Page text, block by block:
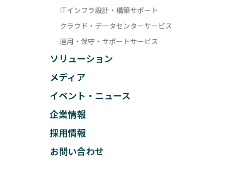
ITインフラ設計・構築サポート
クラウド・データセンターサービス
運用・保守・サポートサービス
ソリューション
メディア
イベント・ニュース
企業情報
採用情報
お問い合わせ